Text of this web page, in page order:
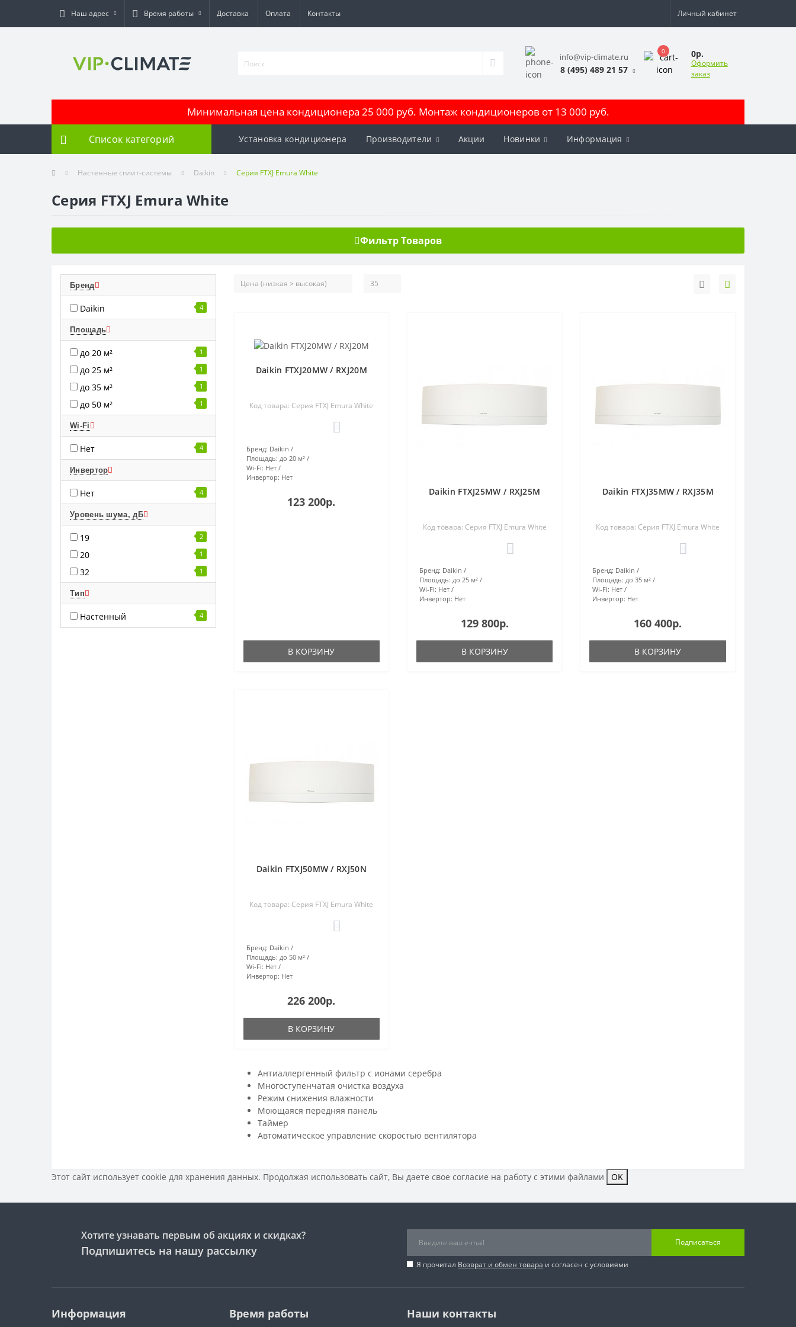
Наш адрес Время работы Доставка Оплата Контакты Личный кабинет
info@vip-climate.ru
8 (495) 489 21 57
0 0р.
Оформить
заказ
Минимальная цена кондиционера 25 000 руб. Монтаж кондиционеров от 13 000 руб.
Список категорий Установка кондиционера Производители Акции Новинки Информация
Настенные сплит-системы Daikin Серия FTXJ Emura White
Серия FTXJ Emura White
Фильтр Товаров
Бренд
Daikin 4
Площадь
до 20 м² 1
до 25 м² 1
до 35 м² 1
до 50 м² 1
Wi-Fi
Нет 4
Инвертор
Нет 4
Уровень шума, дБ
19 2
20 1
32 1
Тип
Настенный 4
Daikin FTXJ20MW / RXJ20M
Код товара: Серия FTXJ Emura White
Бренд: Daikin
Площадь: до 20 м²
Wi-Fi: Нет
Инвертор: Нет
123 200р.
В КОРЗИНУ
Daikin FTXJ25MW / RXJ25M
Код товара: Серия FTXJ Emura White
Бренд: Daikin
Площадь: до 25 м²
Wi-Fi: Нет
Инвертор: Нет
129 800р.
В КОРЗИНУ
Daikin FTXJ35MW / RXJ35M
Код товара: Серия FTXJ Emura White
Бренд: Daikin
Площадь: до 35 м²
Wi-Fi: Нет
Инвертор: Нет
160 400р.
В КОРЗИНУ
Daikin FTXJ50MW / RXJ50N
Код товара: Серия FTXJ Emura White
Бренд: Daikin
Площадь: до 50 м²
Wi-Fi: Нет
Инвертор: Нет
226 200р.
В КОРЗИНУ
Антиаллергенный фильтр с ионами серебра
Многоступенчатая очистка воздуха
Режим снижения влажности
Моющаяся передняя панель
Таймер
Автоматическое управление скоростью вентилятора
Этот сайт использует cookie для хранения данных. Продолжая использовать сайт, Вы даете свое согласие на работу с этими файлами OK
Хотите узнавать первым об акциях и скидках?
Подпишитесь на нашу рассылку
Подписаться
Я прочитал Возврат и обмен товара и согласен с условиями
Информация Время работы Наши контакты